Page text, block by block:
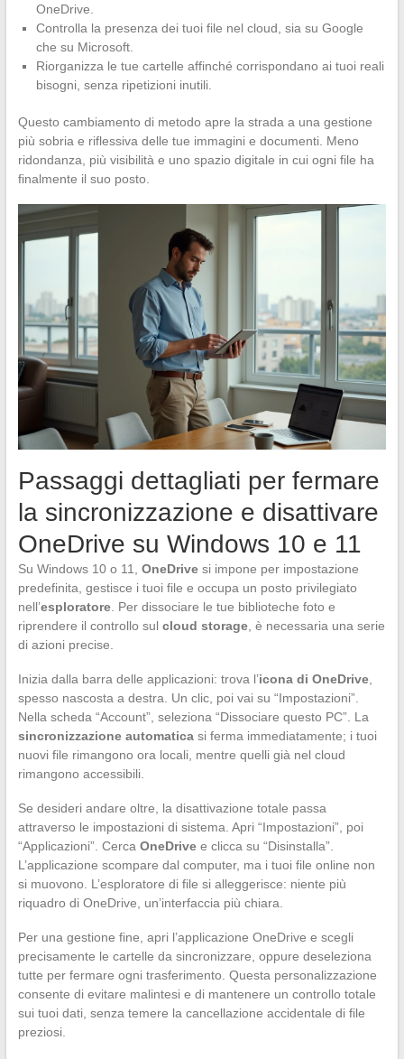
OneDrive.
Controlla la presenza dei tuoi file nel cloud, sia su Google
che su Microsoft.
Riorganizza le tue cartelle affinché corrispondano ai tuoi reali
bisogni, senza ripetizioni inutili.
Questo cambiamento di metodo apre la strada a una gestione
più sobria e riflessiva delle tue immagini e documenti. Meno
ridondanza, più visibilità e uno spazio digitale in cui ogni file ha
finalmente il suo posto.
Passaggi dettagliati per fermare
la sincronizzazione e disattivare
OneDrive su Windows 10 e 11
Su Windows 10 o 11, OneDrivesi impone per impostazione
predefinita, gestisce i tuoi file e occupa un posto privilegiato
nell’esploratore. Per dissociare le tue biblioteche foto e
riprendere il controllo sul cloud storage, è necessaria una serie
di azioni precise.
Inizia dalla barra delle applicazioni: trova l’icona di OneDrive,
spesso nascosta a destra. Un clic, poi vai su “Impostazioni”.
Nella scheda “Account”, seleziona “Dissociare questo PC”. La
sincronizzazione automaticasi ferma immediatamente; i tuoi
nuovi file rimangono ora locali, mentre quelli già nel cloud
rimangono accessibili.
Se desideri andare oltre, la disattivazione totale passa
attraverso le impostazioni di sistema. Apri “Impostazioni”, poi
“Applicazioni”. Cerca OneDrivee clicca su “Disinstalla”.
L’applicazione scompare dal computer, ma i tuoi file online non
si muovono. L’esploratore di file si alleggerisce: niente più
riquadro di OneDrive, un’interfaccia più chiara.
Per una gestione fine, apri l’applicazione OneDrive e scegli
precisamente le cartelle da sincronizzare, oppure deseleziona
tutte per fermare ogni trasferimento. Questa personalizzazione
consente di evitare malintesi e di mantenere un controllo totale
sui tuoi dati, senza temere la cancellazione accidentale di file
preziosi.